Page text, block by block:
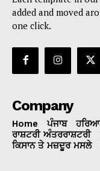
added and moved
one click.
Company
Home ਪੰਜਾਬ
ਰਾਸ਼ਟਰੀ ਅੰਤਰਰਾਸ਼ਟਰੀ
ਕਿਸਾਨ ਤੇ ਮਜ਼ਦੂਰ ਮਸਲੇ